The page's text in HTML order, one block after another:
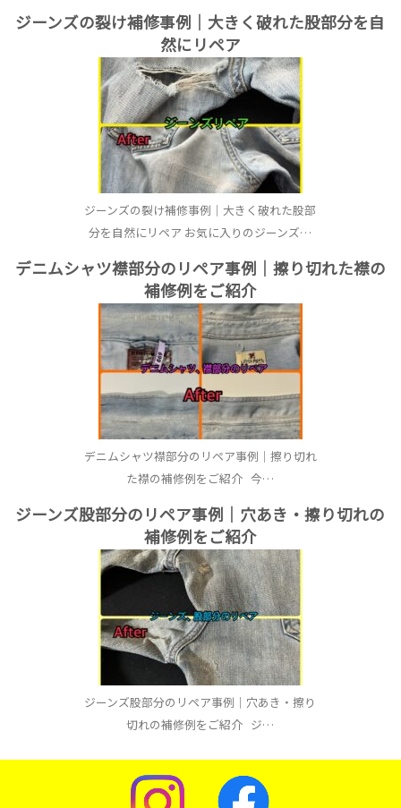
ジーンズの裂け補修事例｜大きく破れた股部分を自
然にリペア
ジーンズの裂け補修事例｜大きく破れた股部
分を自然にリペア お気に入りのジーンズ…
デニムシャツ襟部分のリペア事例｜擦り切れた襟の
補修例をご紹介
デニムシャツ襟部分のリペア事例｜擦り切れ
た襟の補修例をご紹介 今…
ジーンズ股部分のリペア事例｜穴あき・擦り切れの
補修例をご紹介
ジーンズ股部分のリペア事例｜穴あき・擦り
切れの補修例をご紹介 ジ…